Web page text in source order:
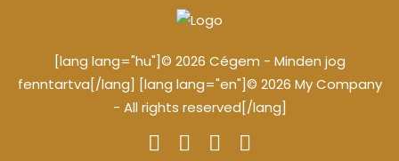
[lang lang="hu"]© 2026 Cégem - Minden jog
fenntartva[/lang] [lang lang="en"]© 2026 My Company
- All rights reserved[/lang]